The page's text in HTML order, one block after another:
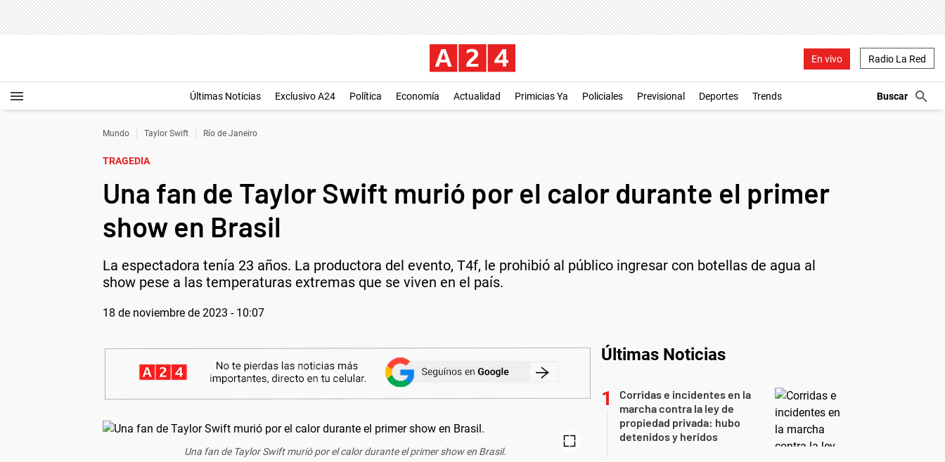
En vivo Radio La Red
Últimas Noticias Exclusivo A24 Política Economía Actualidad Primicias Ya Policiales Previsional Deportes Trends
Mundo Taylor Swift Río de Janeiro
TRAGEDIA
Una fan de Taylor Swift murió por el calor durante el primer
show en Brasil
La espectadora tenía 23 años. La productora del evento, T4f, le prohibió al público ingresar con botellas de agua al
show pese a las temperaturas extremas que se viven en el país.
18 de noviembre de 2023 - 10:07
Una fan de Taylor Swift murió por el calor durante el primer show en Brasil.
Últimas Noticias
Corridas e incidentes en la
marcha contra la ley de
propiedad privada: hubo
detenidos y heridos